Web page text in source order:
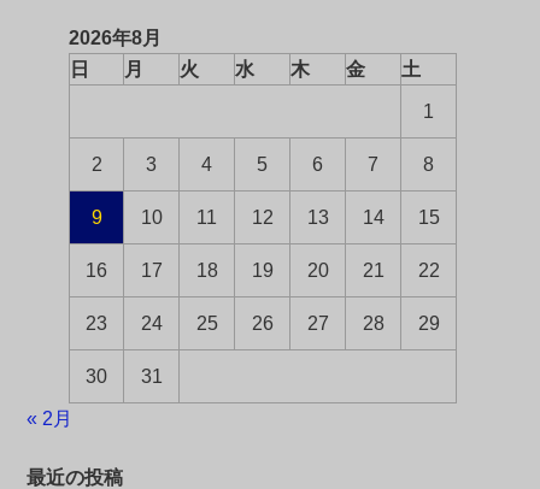
2026年8月
日
月 火 水 木 金 土
1
2 3 4 5 6 7 8
9 10 11 12 13 14 15
16 17 18 19 20 21 22
23 24 25 26 27 28 29
30 31
« 2月
最近の投稿